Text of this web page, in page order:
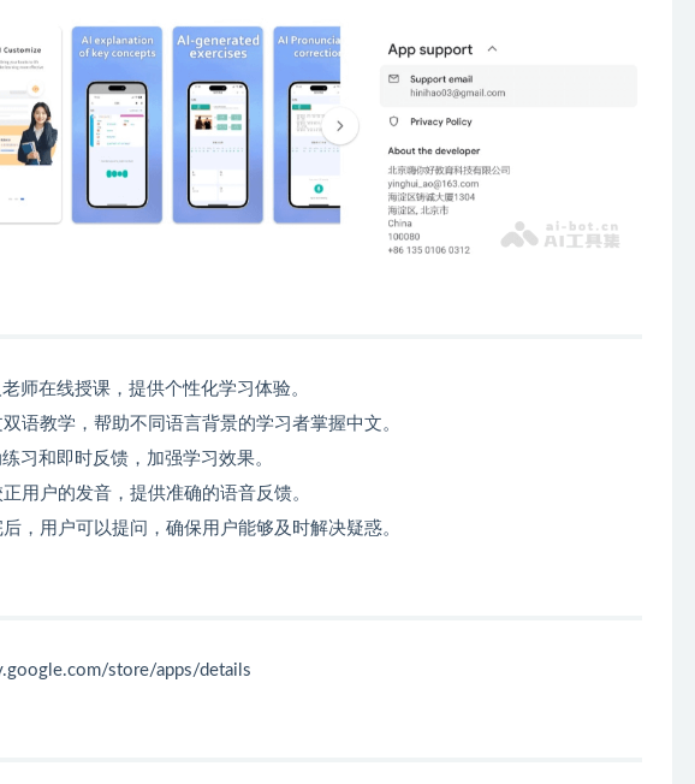
师在线授课，提供个性化学习体验。
语教学，帮助不同语言背景的学习者掌握中文。
习和即时反馈，加强学习效果。
正用户的发音，提供准确的语音反馈。
，用户可以提问，确保用户能够及时解决疑惑。
store/apps/details